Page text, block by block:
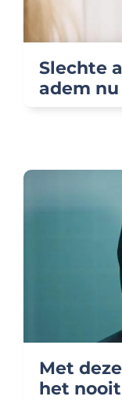
Slechte
adem
Met
het